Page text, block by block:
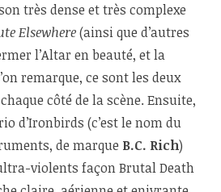
très dense et très complexe
Elsewhere(ainsi que d’autres
l’Altar en beauté, et la
remarque, ce sont les deux
côté de la scène. Ensuite,
d’Ironbirds (c’est le nom du
de marque B.C. Rich)
violents façon Brutal Death